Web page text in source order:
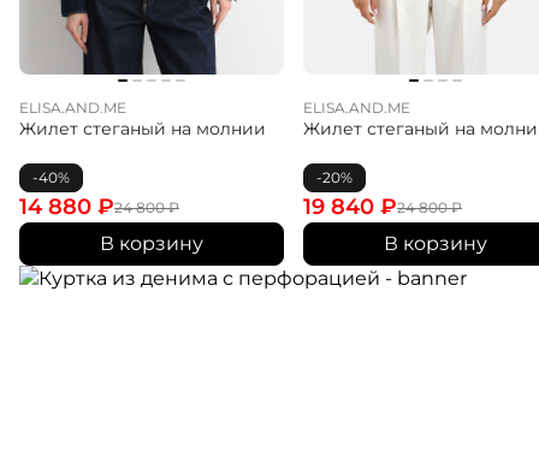
ELISA.AND.ME
Жилет стеганый на молнии
-40%
24 800₽
14 880 ₽
В корзину
ELISA.AND.ME
Жилет стеганый на
-20%
24 800₽
19 840 ₽
В корзину